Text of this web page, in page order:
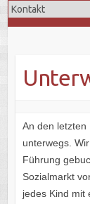
An den letzten
unterwegs.
Führung
Sozialmarkt
jedes Kind mit